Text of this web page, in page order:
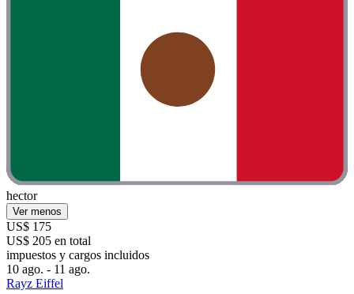
hector
Ver menos
US$ 175
US$ 205 en total
impuestos y cargos incluidos
10 ago. - 11 ago.
Rayz Eiffel